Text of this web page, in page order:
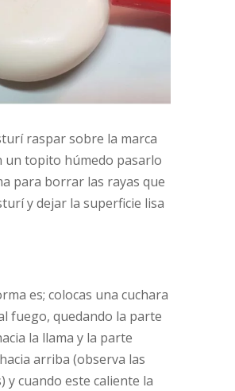
raspar sobre la marca
un topito húmedo pasarlo
para borrar las rayas que
y dejar la superficie lisa
es; colocas una cuchara
fuego, quedando la parte
la llama y la parte
arriba (observa las
y cuando este caliente la